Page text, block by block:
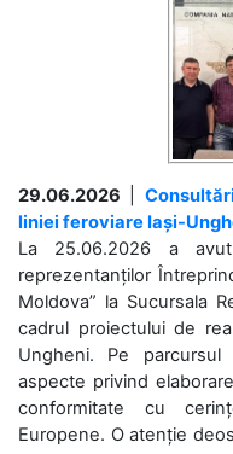
29.06.2026
liniei feroviare Iași-
La 25.06.2026 a
reprezentanților
Moldova” la Sucursala
cadrul proiectului de
Ungheni. Pe
aspecte privind
conformitate cu
Europene. O atenție